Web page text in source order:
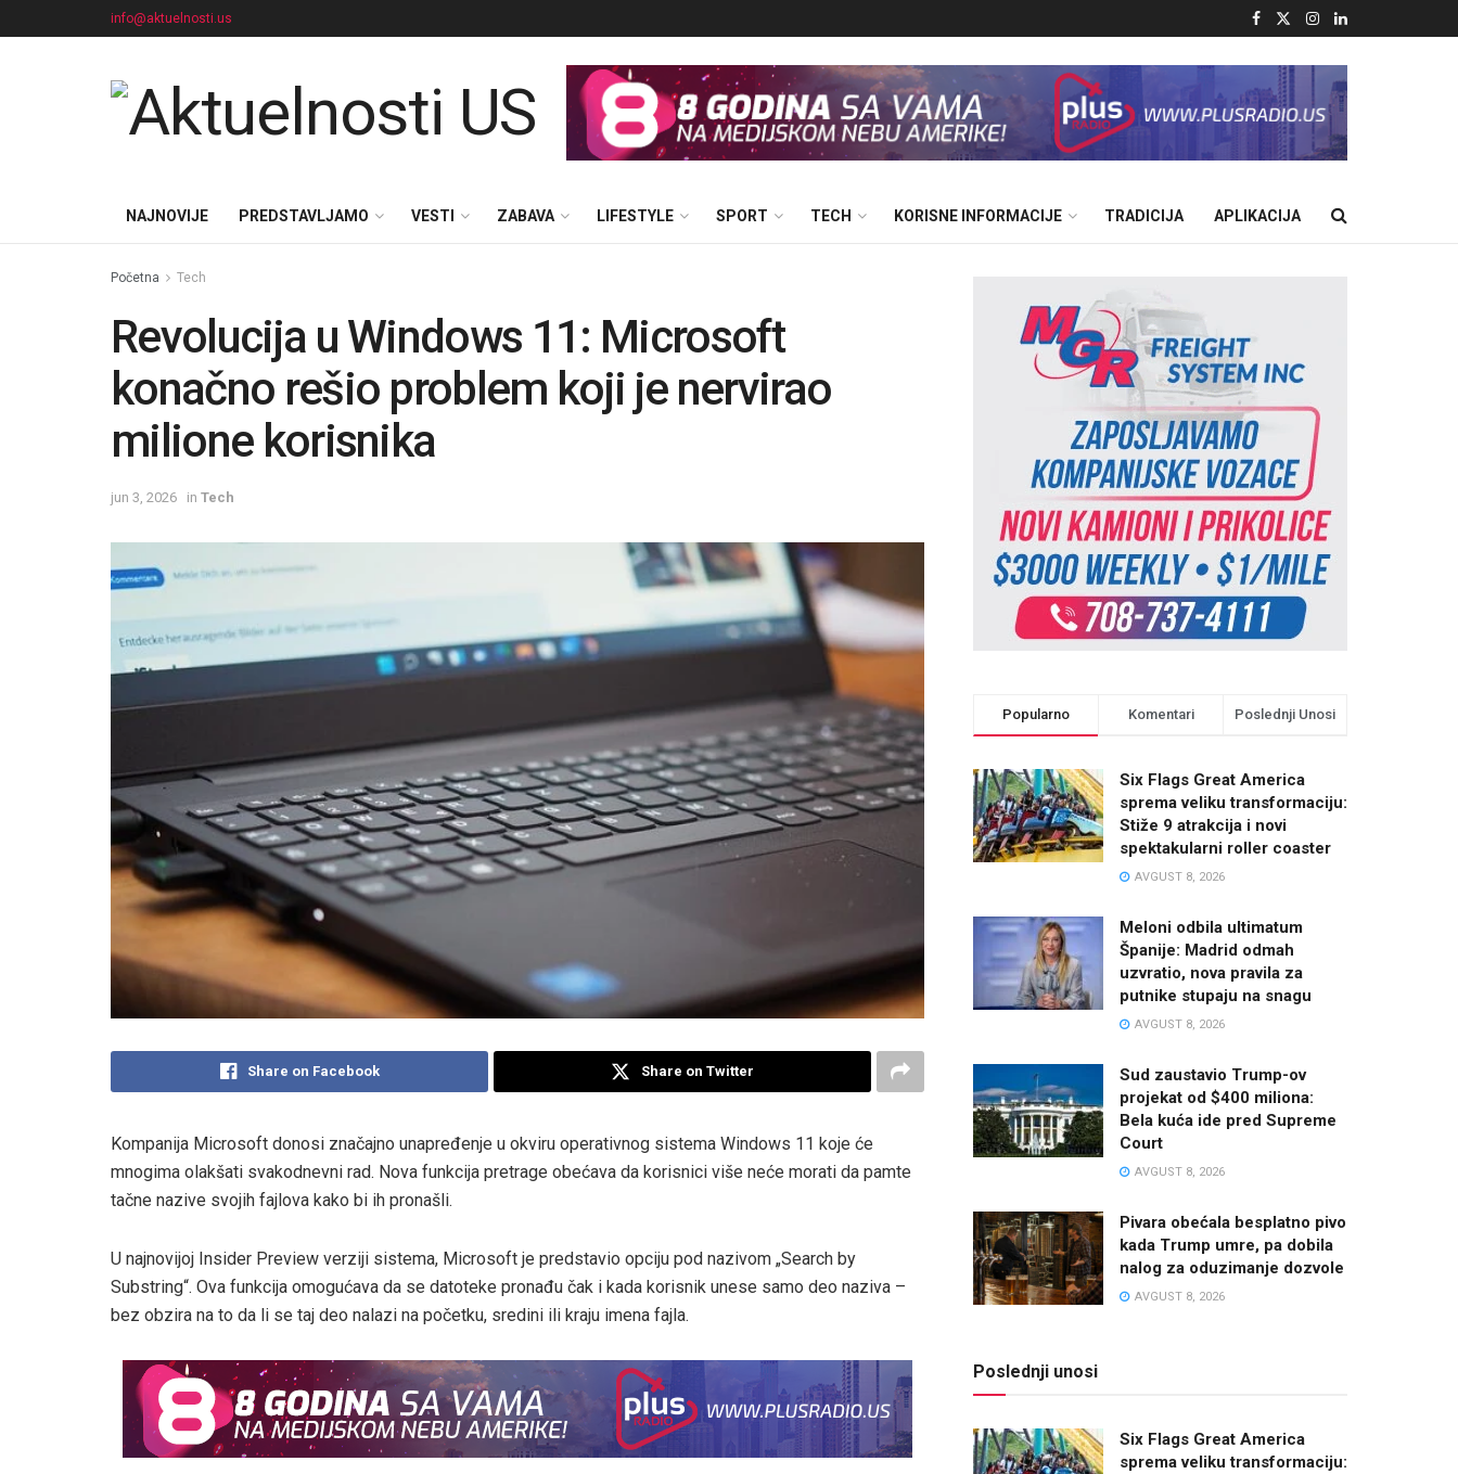
info@aktuelnosti.us
NAJNOVIJE PREDSTAVLJAMO VESTI ZABAVA LIFESTYLE SPORT TECH KORISNE INFORMACIJE TRADICIJA APLIKACIJA
Početna Tech
Revolucija u Windows 11: Microsoft
konačno rešio problem koji je nervirao
milione korisnika
jun 3, 2026 in Tech
Share on Facebook Share on Twitter
Kompanija Microsoft donosi značajno unapređenje u okviru operativnog sistema Windows 11 koje će
mnogima olakšati svakodnevni rad. Nova funkcija pretrage obećava da korisnici više neće morati da pamte
tačne nazive svojih fajlova kako bi ih pronašli.
U najnovijoj Insider Preview verziji sistema, Microsoft je predstavio opciju pod nazivom „Search by
Substring“. Ova funkcija omogućava da se datoteke pronađu čak i kada korisnik unese samo deo naziva –
bez obzira na to da li se taj deo nalazi na početku, sredini ili kraju imena fajla.
Popularno Komentari Poslednji Unosi
Six Flags Great America
sprema veliku transformaciju:
Stiže 9 atrakcija i novi
spektakularni roller coaster
AVGUST 8, 2026
Meloni odbila ultimatum
Španije: Madrid odmah
uzvratio, nova pravila za
putnike stupaju na snagu
AVGUST 8, 2026
Sud zaustavio Trump-ov
projekat od $400 miliona:
Bela kuća ide pred Supreme
Court
AVGUST 8, 2026
Pivara obećala besplatno pivo
kada Trump umre, pa dobila
nalog za oduzimanje dozvole
AVGUST 8, 2026
Poslednji unosi
Six Flags Great America
sprema veliku transformaciju: